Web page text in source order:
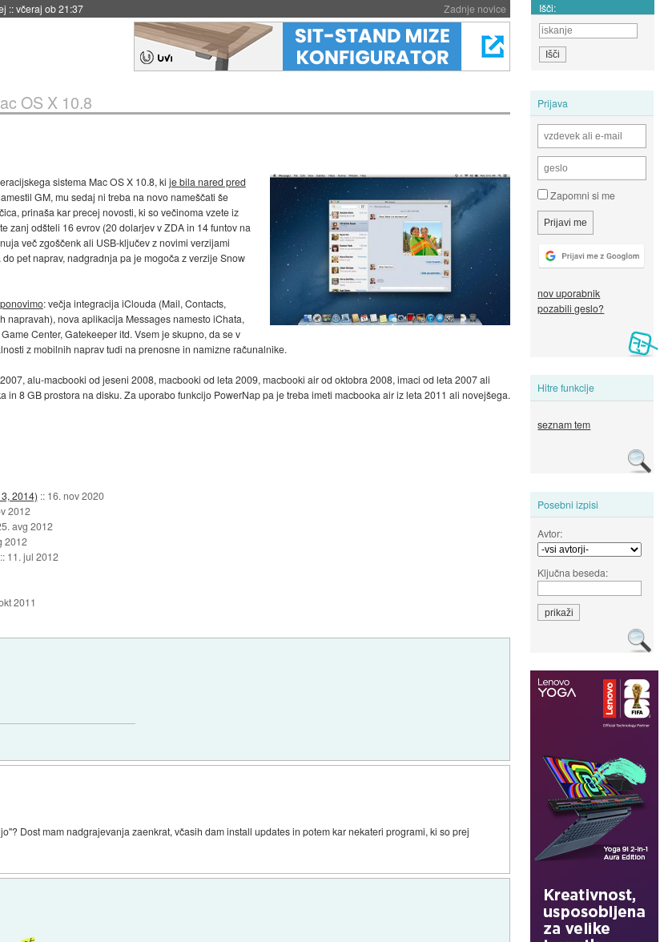
Zadnje novice
::včeraj ob 21:23 Išči:
Prijava
Zapomni si me
nov uporabnik
pozabili geslo?
Hitre funkcije
seznam tem
Posebni izpisi
Avtor:
Ključna beseda:
OS X 10.8
sistema Mac OS X 10.8, ki je bila nared pred
GM, mu sedaj ni treba na novo nameščati še
prinaša kar precej novosti, ki so večinoma vzete iz
zanj odšteli 16 evrov (20 dolarjev v ZDA in 14 funtov na
več zgoščenk ali USB-ključev z novimi verzijami
pet naprav, nadgradnja pa je mogoča z verzije Snow
ponovimo: večja integracija iClouda (Mail, Contacts,
napravah), nova aplikacija Messages namesto iChata,
Center, Gatekeeper itd. Vsem je skupno, da se v
z mobilnih naprav tudi na prenosne in namizne računalnike.
alu-macbooki od jeseni 2008, macbooki od leta 2009, macbooki air od oktobra 2008, imaci od leta 2007 ali
8 GB prostora na disku. Za uporabo funkcijo PowerNap pa je treba imeti macbooka air iz leta 2011 ali novejšega.
2014) :: 16. nov 2020
2012
avg 2012
2012
:: 11. jul 2012
2011
Dost mam nadgrajevanja zaenkrat, včasih dam install updates in potem kar nekateri programi, ki so prej